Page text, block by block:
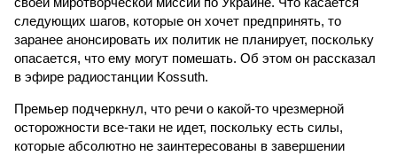
следующих шагов, которые он хочет предпринять, то
заранее анонсировать их политик не планирует, поскольку
опасается, что ему могут помешать. Об этом он рассказал
в эфире радиостанции Kossuth.
Премьер подчеркнул, что речи о какой-то чрезмерной
осторожности все-таки не идет, поскольку есть силы,
которые абсолютно не заинтересованы в завершении